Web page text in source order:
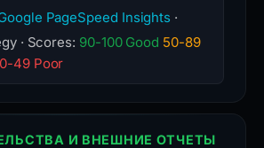
PageSpeed Insights ·
· Scores: 90-100 Good 50-89
0-49 Poor
И ВНЕШНИЕ ОТЧЕТЫ